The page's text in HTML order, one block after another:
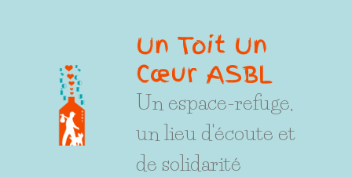
Un Toit Un
Cœur ASBL
Un espace-refuge,
un lieu d'écoute et
de solidarité